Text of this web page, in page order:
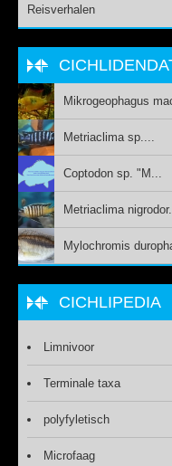
Reisverhalen
Mikrogeophagus
Metriaclima sp....
Coptodon sp. "M...
Metriaclima
Mylochromis
CICHLIPEDIA
Limnivoor
Terminale taxa
polyfyletisch
Microfaag